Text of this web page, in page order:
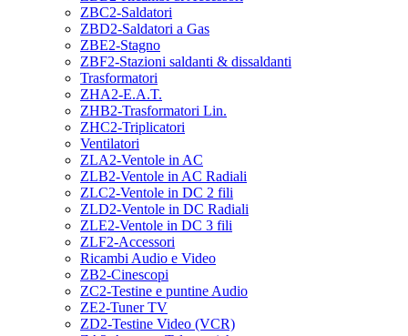
ZBC2-Saldatori
ZBD2-Saldatori a Gas
ZBE2-Stagno
ZBF2-Stazioni saldanti & dissaldanti
Trasformatori
ZHA2-E.A.T.
ZHB2-Trasformatori Lin.
ZHC2-Triplicatori
Ventilatori
ZLA2-Ventole in AC
ZLB2-Ventole in AC Radiali
ZLC2-Ventole in DC 2 fili
ZLD2-Ventole in DC Radiali
ZLE2-Ventole in DC 3 fili
ZLF2-Accessori
Ricambi Audio e Video
ZB2-Cinescopi
ZC2-Testine e puntine Audio
ZE2-Tuner TV
ZD2-Testine Video (VCR)